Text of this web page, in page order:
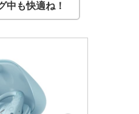
中も快適ね！